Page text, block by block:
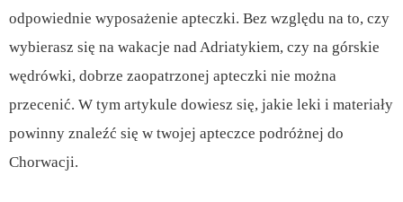
odpowiednie wyposażenie apteczki. Bez względu na to, czy
wybierasz się na wakacje nad Adriatykiem, czy na górskie
wędrówki, dobrze zaopatrzonej apteczki nie można
przecenić. W tym artykule dowiesz się, jakie leki i materiały
powinny znaleźć się w twojej apteczce podróżnej do
Chorwacji.